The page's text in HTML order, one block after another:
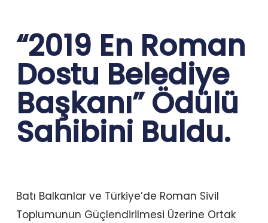
“2019 En Roman
Dostu Belediye
Başkanı” Ödülü
Sahibini Buldu.
Batı Balkanlar ve Türkiye’de Roman Sivil
Toplumunun Güçlendirilmesi Üzerine Ortak